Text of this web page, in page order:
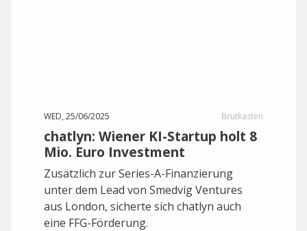
WED, 25/06/2025 Brutkasten
chatlyn: Wiener KI-Startup holt 8
Mio. Euro Investment
Zusätzlich zur Series-A-Finanzierung
unter dem Lead von Smedvig Ventures
aus London, sicherte sich chatlyn auch
eine FFG-Förderung.